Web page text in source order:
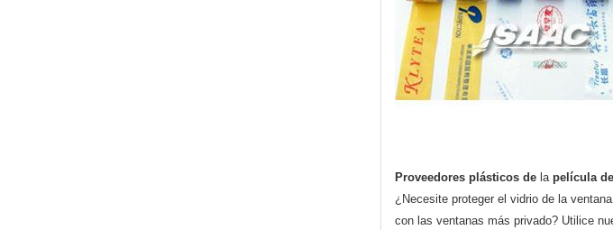
Proveedores plásticos de la película
¿Necesite proteger el vidrio de la
con las ventanas más privado? Utilice